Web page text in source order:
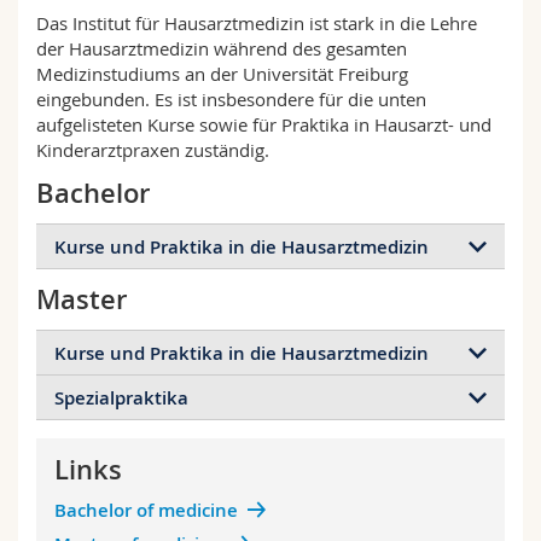
Math.-Nat. und Med. Fak.
Interfakultär
Mitarbeitende
Doktorierende
Webmail
Vorlesungsverzeichnis
MyUnifr
Das Institut für Hausarztmedizin ist stark in die Lehre
der Hausarztmedizin während des gesamten
Medizinstudiums an der Universität Freiburg
eingebunden. Es ist insbesondere für die unten
aufgelisteten Kurse sowie für Praktika in Hausarzt- und
Kinderarztpraxen zuständig.
Bachelor
Kurse und Praktika in die Hausarztmedizin
BMed1
Einführung in die medizinische Praxis
Einführung in die Hausarztmedizin
Prävention von sexueller Belästigung und
Sexismus während des Studiums
Beobachtungspraktikum in der
Master
Kurse und Praktika in die Hausarztmedizin
MMed1 und MMed2
Hausarztmedizin)
Einführung in die hausärztliche Praxis
Klinisches Denken
Spezialpraktika
Das Praktikum des Instituts für
Hausarztmedizin
Links
Bachelor of medicine